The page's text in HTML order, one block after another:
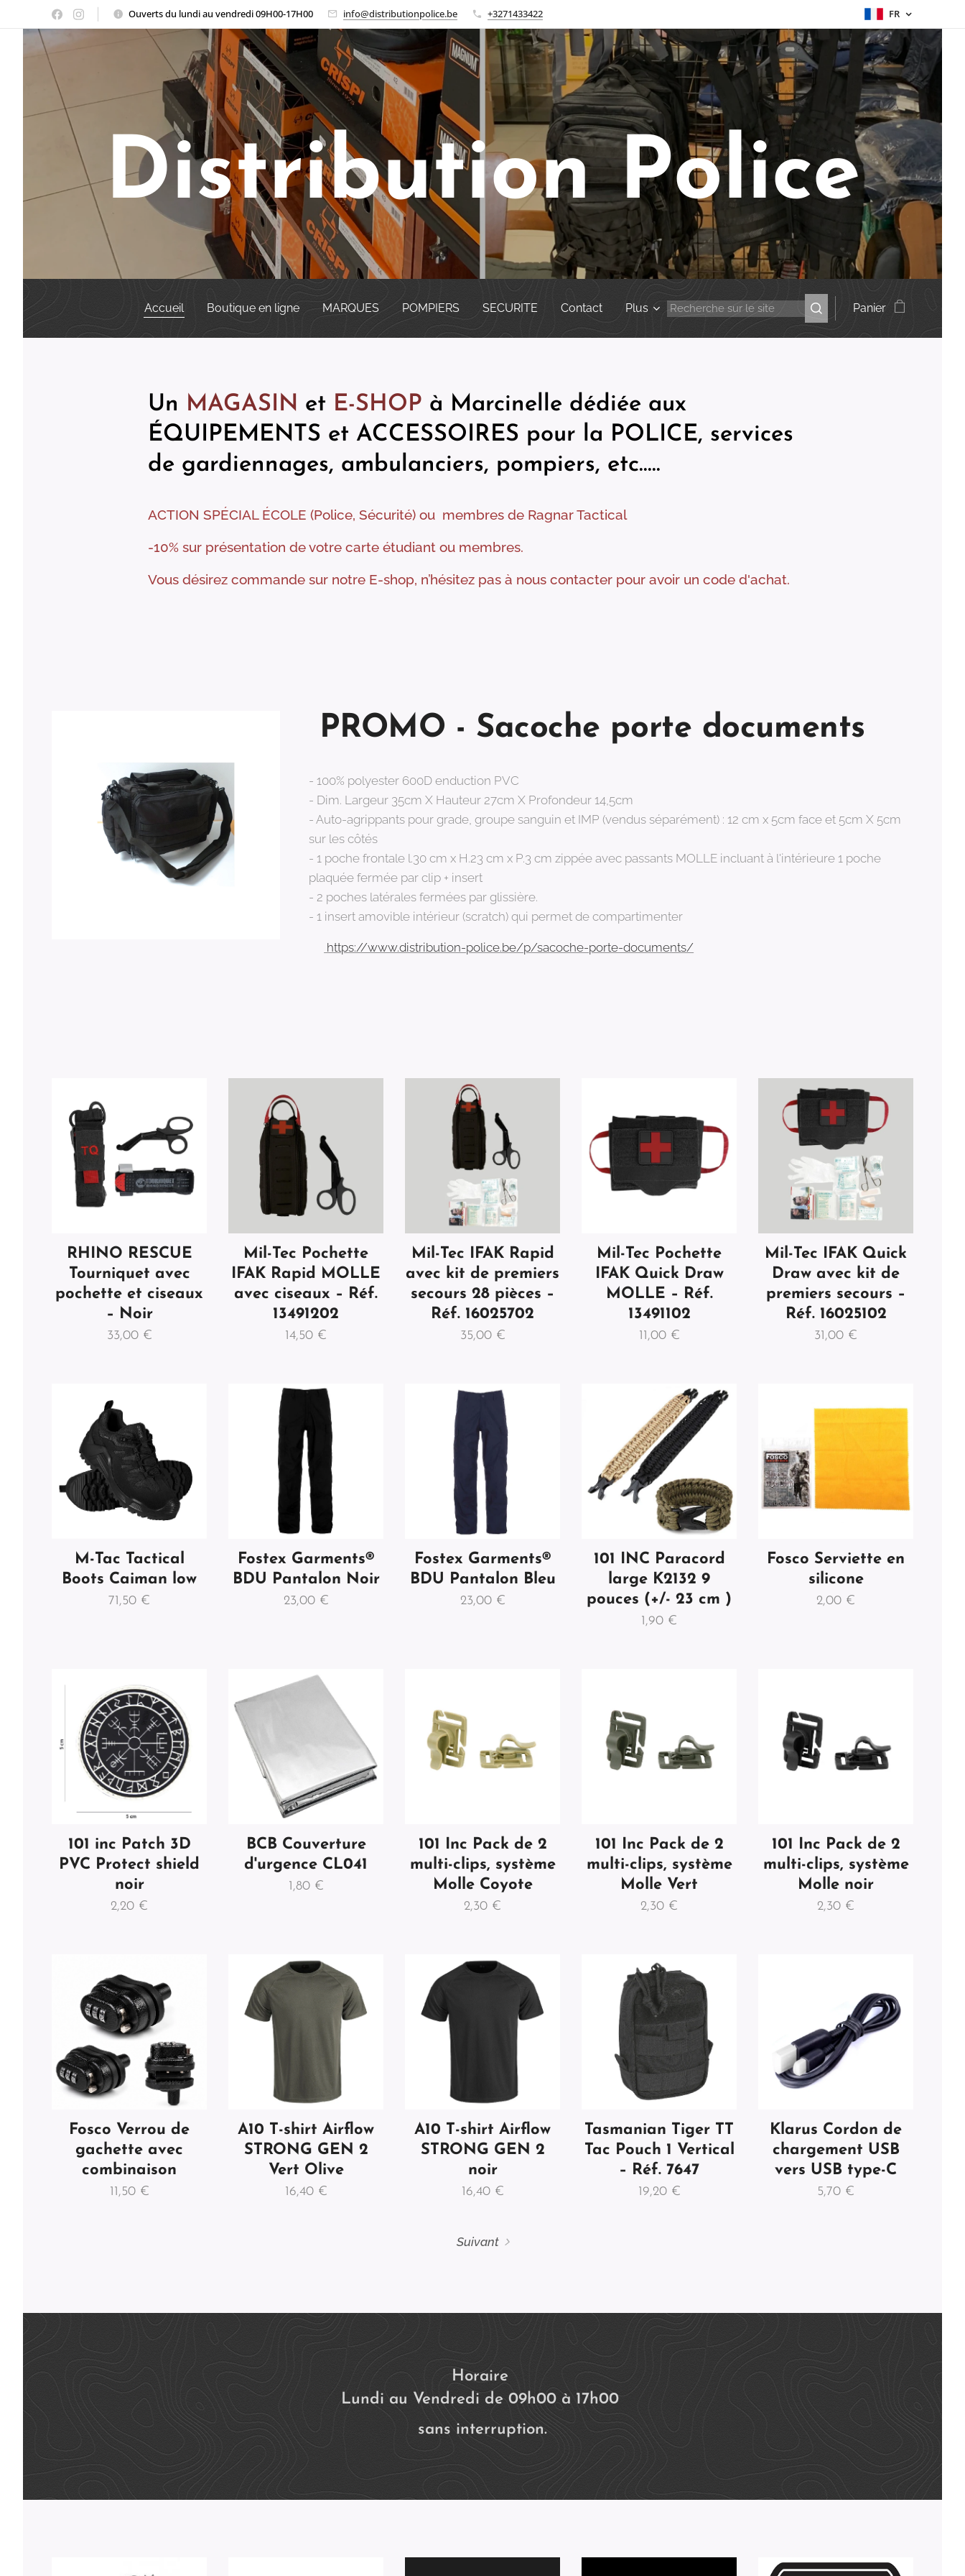
Ouverts du lundi au vendredi 09H00-17H00 info@distributionpolice.be +3271433422 FR
Accueil Boutique en ligne MARQUES POMPIERS SECURITE Contact Plus Panier
Distribution Police
Un MAGASIN et E-SHOP à Marcinelle dédiée aux
ÉQUIPEMENTS et ACCESSOIRES pour la POLICE, services
de gardiennages, ambulanciers, pompiers, etc.....
ACTION SPÉCIAL ÉCOLE (Police, Sécurité) ou membres de Ragnar Tactical
-10% sur présentation de votre carte étudiant ou membres.
Vous désirez commande sur notre E-shop, n’hésitez pas à nous contacter pour avoir un code d'achat.
PROMO - Sacoche porte documents
- 100% polyester 600D enduction PVC
- Dim. Largeur 35cm X Hauteur 27cm X Profondeur 14,5cm
- Auto-agrippants pour grade, groupe sanguin et IMP (vendus séparément) : 12 cm x 5cm face et 5cm X 5cm
sur les côtés
- 1 poche frontale l.30 cm x H.23 cm x P.3 cm zippée avec passants MOLLE incluant à l'intérieure 1 poche
plaquée fermée par clip + insert
- 2 poches latérales fermées par glissière.
- 1 insert amovible intérieur (scratch) qui permet de compartimenter
https://www.distribution-police.be/p/sacoche-porte-documents/
RHINO RESCUE
Tourniquet avec
pochette et ciseaux
– Noir
33,00€
Mil-Tec Pochette
IFAK Rapid MOLLE
avec ciseaux – Réf.
13491202
14,50 €
Mil-Tec IFAK Rapid
avec kit de premiers
secours 28 pièces –
Réf. 16025702
35,00€
Mil-Tec Pochette
IFAK Quick Draw
MOLLE – Réf.
13491102
11,00€
Mil-Tec IFAK Quick
Draw avec kit de
premiers secours –
Réf. 16025102
31,00 €
M-Tac Tactical
Boots Caiman low
71,50 €
Fostex Garments®
BDU Pantalon Noir
23,00€
Fostex Garments®
BDU Pantalon Bleu
23,00€
101 INC Paracord
large K2132 9
pouces (+/- 23 cm )
1,90 €
Fosco Serviette en
silicone
2,00 €
101 inc Patch 3D
PVC Protect shield
noir
2,20 €
BCB Couverture
d'urgence CL041
1,80€
101 Inc Pack de 2
multi-clips, système
Molle Coyote
2,30 €
101 Inc Pack de 2
multi-clips, système
Molle Vert
2,30 €
101 Inc Pack de 2
multi-clips, système
Molle noir
2,30 €
Fosco Verrou de
gachette avec
combinaison
11,50€
A10 T-shirt Airflow
STRONG GEN 2
Vert Olive
16,40€
A10 T-shirt Airflow
STRONG GEN 2
noir
16,40€
Tasmanian Tiger TT
Tac Pouch 1 Vertical
– Réf. 7647
19,20€
Klarus Cordon de
chargement USB
vers USB type-C
5,70 €
Suivant
Horaire
Lundi au Vendredi de 09h00 à 17h00
sans interruption.